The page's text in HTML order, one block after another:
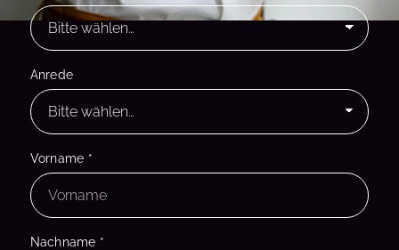
Anrede
Vorname *
Nachname *